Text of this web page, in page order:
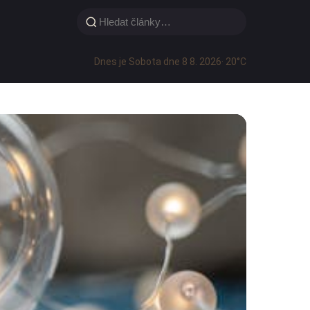
Dnes je Sobota dne 8 8. 2026· 20°C